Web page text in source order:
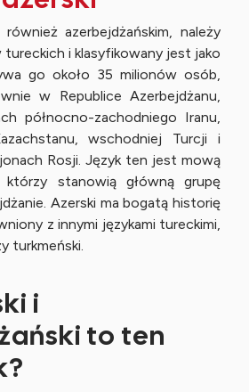
azerbejdżańskim, należy
i klasyfikowany jest jako
go około 35 milionów osób,
w Republice Azerbejdżanu,
północno-zachodniego Iranu,
wschodniej Turcji i
Rosji. Język ten jest mową
stanowią główną grupę
Azerski ma bogatą historię
z innymi językami tureckimi,
turkmeński.
i
to ten